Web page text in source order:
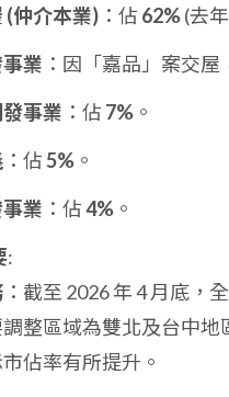
(仲介本業) ：佔 62%(去
業 ：因「嘉品」案交
事業 ：佔 7% 。
：佔5% 。
業 ：佔4% 。
:
：截至 2026 年 4 月底，
整區域為雙北及台中
佔率有所提升。